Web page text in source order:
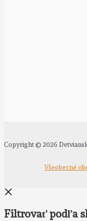
Copyright © 2026
Všeobecné
Filtrovať podľa